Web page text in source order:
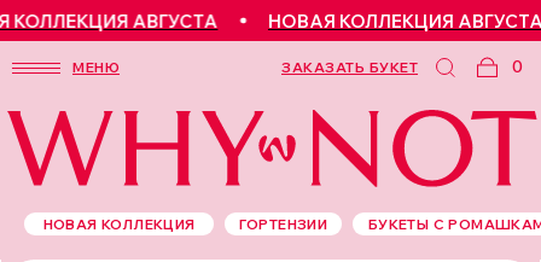
АВГУСТА НОВАЯ КОЛЛЕКЦИЯ АВГУСТА
МЕНЮ 0
ЗАКАЗАТЬ БУКЕТ
БУКЕТЫ С
НОВАЯ КОЛЛЕКЦИЯ ГОРТЕНЗИИ